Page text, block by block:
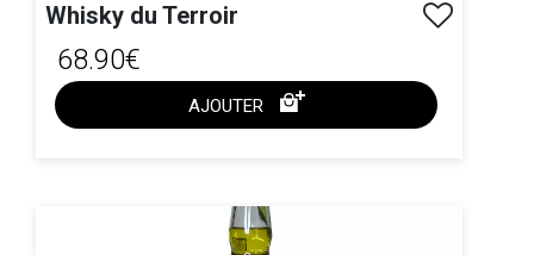
Whisky du Terroir
68.90€
AJOUTER
ACHAT EXPRESS